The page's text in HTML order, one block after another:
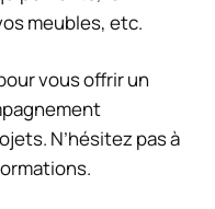
meubles, etc.
vous offrir un
N’hésitez pas à